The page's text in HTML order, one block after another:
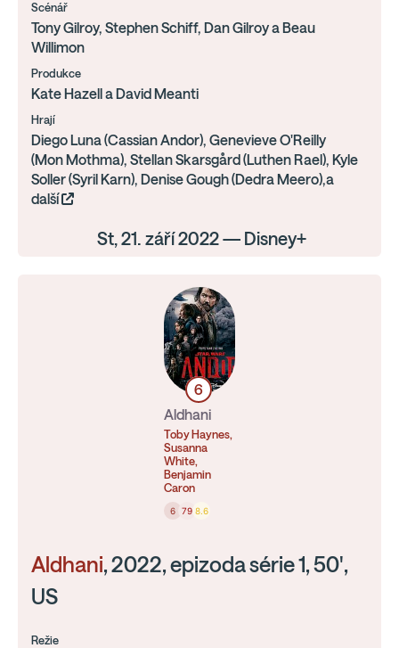
Scénář
Tony Gilroy, Stephen Schiff, Dan Gilroy a Beau
Willimon
Produkce
Kate Hazell a David Meanti
Hrají
Diego Luna (Cassian Andor), Genevieve O'Reilly
(Mon Mothma), Stellan Skarsgård (Luthen Rael), Kyle
Soller (Syril Karn), Denise Gough (Dedra Meero),a
další
St, 21. září 2022 — Disney+
6
Aldhani
Toby Haynes,
Susanna
White,
Benjamin
Caron
6 79 8.6
Aldhani, 2022, epizoda série 1, 50',
US
Režie